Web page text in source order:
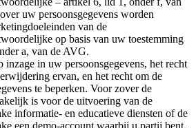
uw persoonsgegevens worden
van de
op basis van uw toestemming
a, van de AVG.
inzage in uw persoonsgegevens, het recht
ervan, en het recht om de
te beperken. Voor zover de
is voor de uitvoering van de
informatie- en educatieve diensten of de
een demo-account waarbij u partij bent,